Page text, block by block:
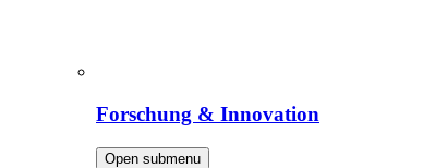
Forschung & Innovation
Open submenu